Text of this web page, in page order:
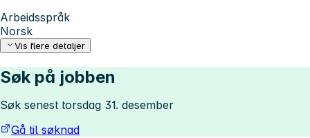
Arbeidsspråk
Norsk
Vis flere detaljer
Søk på jobben
Søk senest torsdag 31. desember
Gå til søknad